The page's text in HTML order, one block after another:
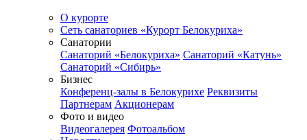
О курорте
Сеть санаториев «Курорт Белокуриха»
Санатории
Санаторий «Белокуриха» Санаторий «Катунь»
Санаторий «Сибирь»
Бизнес
Конференц-залы в Белокурихе Реквизиты
Партнерам Акционерам
Фото и видео
Видеогалерея Фотоальбом